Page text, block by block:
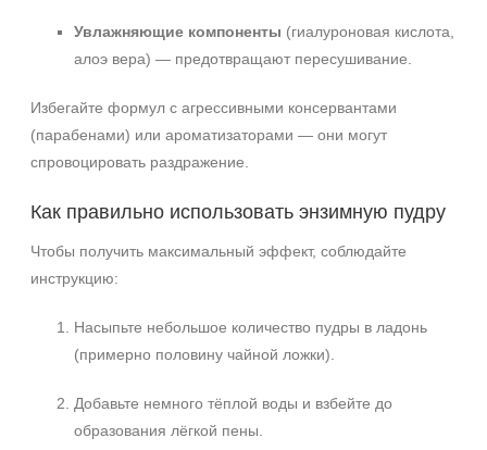
Увлажняющие компоненты (гиалуроновая кислота,
алоэ вера) — предотвращают пересушивание.
Избегайте формул с агрессивными консервантами
(парабенами) или ароматизаторами — они могут
спровоцировать раздражение.
Как правильно использовать энзимную пудру
Чтобы получить максимальный эффект, соблюдайте
инструкцию:
Насыпьте небольшое количество пудры в ладонь
(примерно половину чайной ложки).
Добавьте немного тёплой воды и взбейте до
образования лёгкой пены.